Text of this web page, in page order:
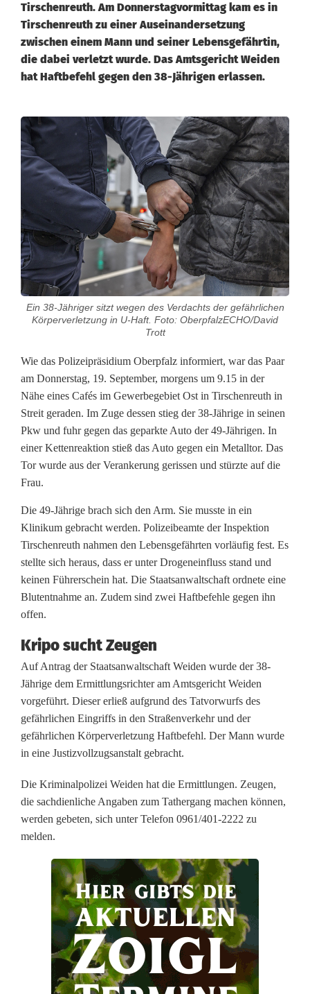
Tirschenreuth. Am Donnerstagvormittag kam es in
Tirschenreuth zu einer Auseinandersetzung
zwischen einem Mann und seiner Lebensgefährtin,
die dabei verletzt wurde. Das Amtsgericht Weiden
hat Haftbefehl gegen den 38-Jährigen erlassen.
F
r
u
d
u
r
c
L
e
b
e
n
g
e
f
ä
r
t
e
v
e
r
l
e
Ein 38-Jähriger sitzt wegen des Verdachts der gefährlichen
Körperverletzung in U-Haft. Foto: OberpfalzECHO/David
Trott
Wie das Polizeipräsidium Oberpfalz informiert, war das Paar
am Donnerstag, 19. September, morgens um 9.15 in der
Nähe eines Cafés im Gewerbegebiet Ost in Tirschenreuth in
Streit geraden. Im Zuge dessen stieg der 38-Jährige in seinen
Pkw und fuhr gegen das geparkte Auto der 49-Jährigen. In
einer Kettenreaktion stieß das Auto gegen ein Metalltor. Das
Tor wurde aus der Verankerung gerissen und stürzte auf die
Frau.
Die 49-Jährige brach sich den Arm. Sie musste in ein
Klinikum gebracht werden. Polizeibeamte der Inspektion
Tirschenreuth nahmen den Lebensgefährten vorläufig fest. Es
stellte sich heraus, dass er unter Drogeneinfluss stand und
keinen Führerschein hat. Die Staatsanwaltschaft ordnete eine
Blutentnahme an. Zudem sind zwei Haftbefehle gegen ihn
offen.
Kripo sucht Zeugen
Auf Antrag der Staatsanwaltschaft Weiden wurde der 38-
Jährige dem Ermittlungsrichter am Amtsgericht Weiden
vorgeführt. Dieser erließ aufgrund des Tatvorwurfs des
gefährlichen Eingriffs in den Straßenverkehr und der
gefährlichen Körperverletzung Haftbefehl. Der Mann wurde
in eine Justizvollzugsanstalt gebracht.
Die Kriminalpolizei Weiden hat die Ermittlungen. Zeugen,
die sachdienliche Angaben zum Tathergang machen können,
werden gebeten, sich unter Telefon 0961/401-2222 zu
melden.